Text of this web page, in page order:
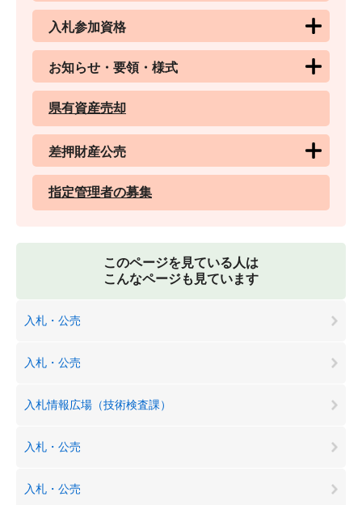
入札参加資格
お知らせ・要領・様式
県有資産売却
差押財産公売
指定管理者の募集
このページを見ている人は
こんなページも見ています
入札・公売
入札・公売
入札情報広場（技術検査課）
入札・公売
入札・公売